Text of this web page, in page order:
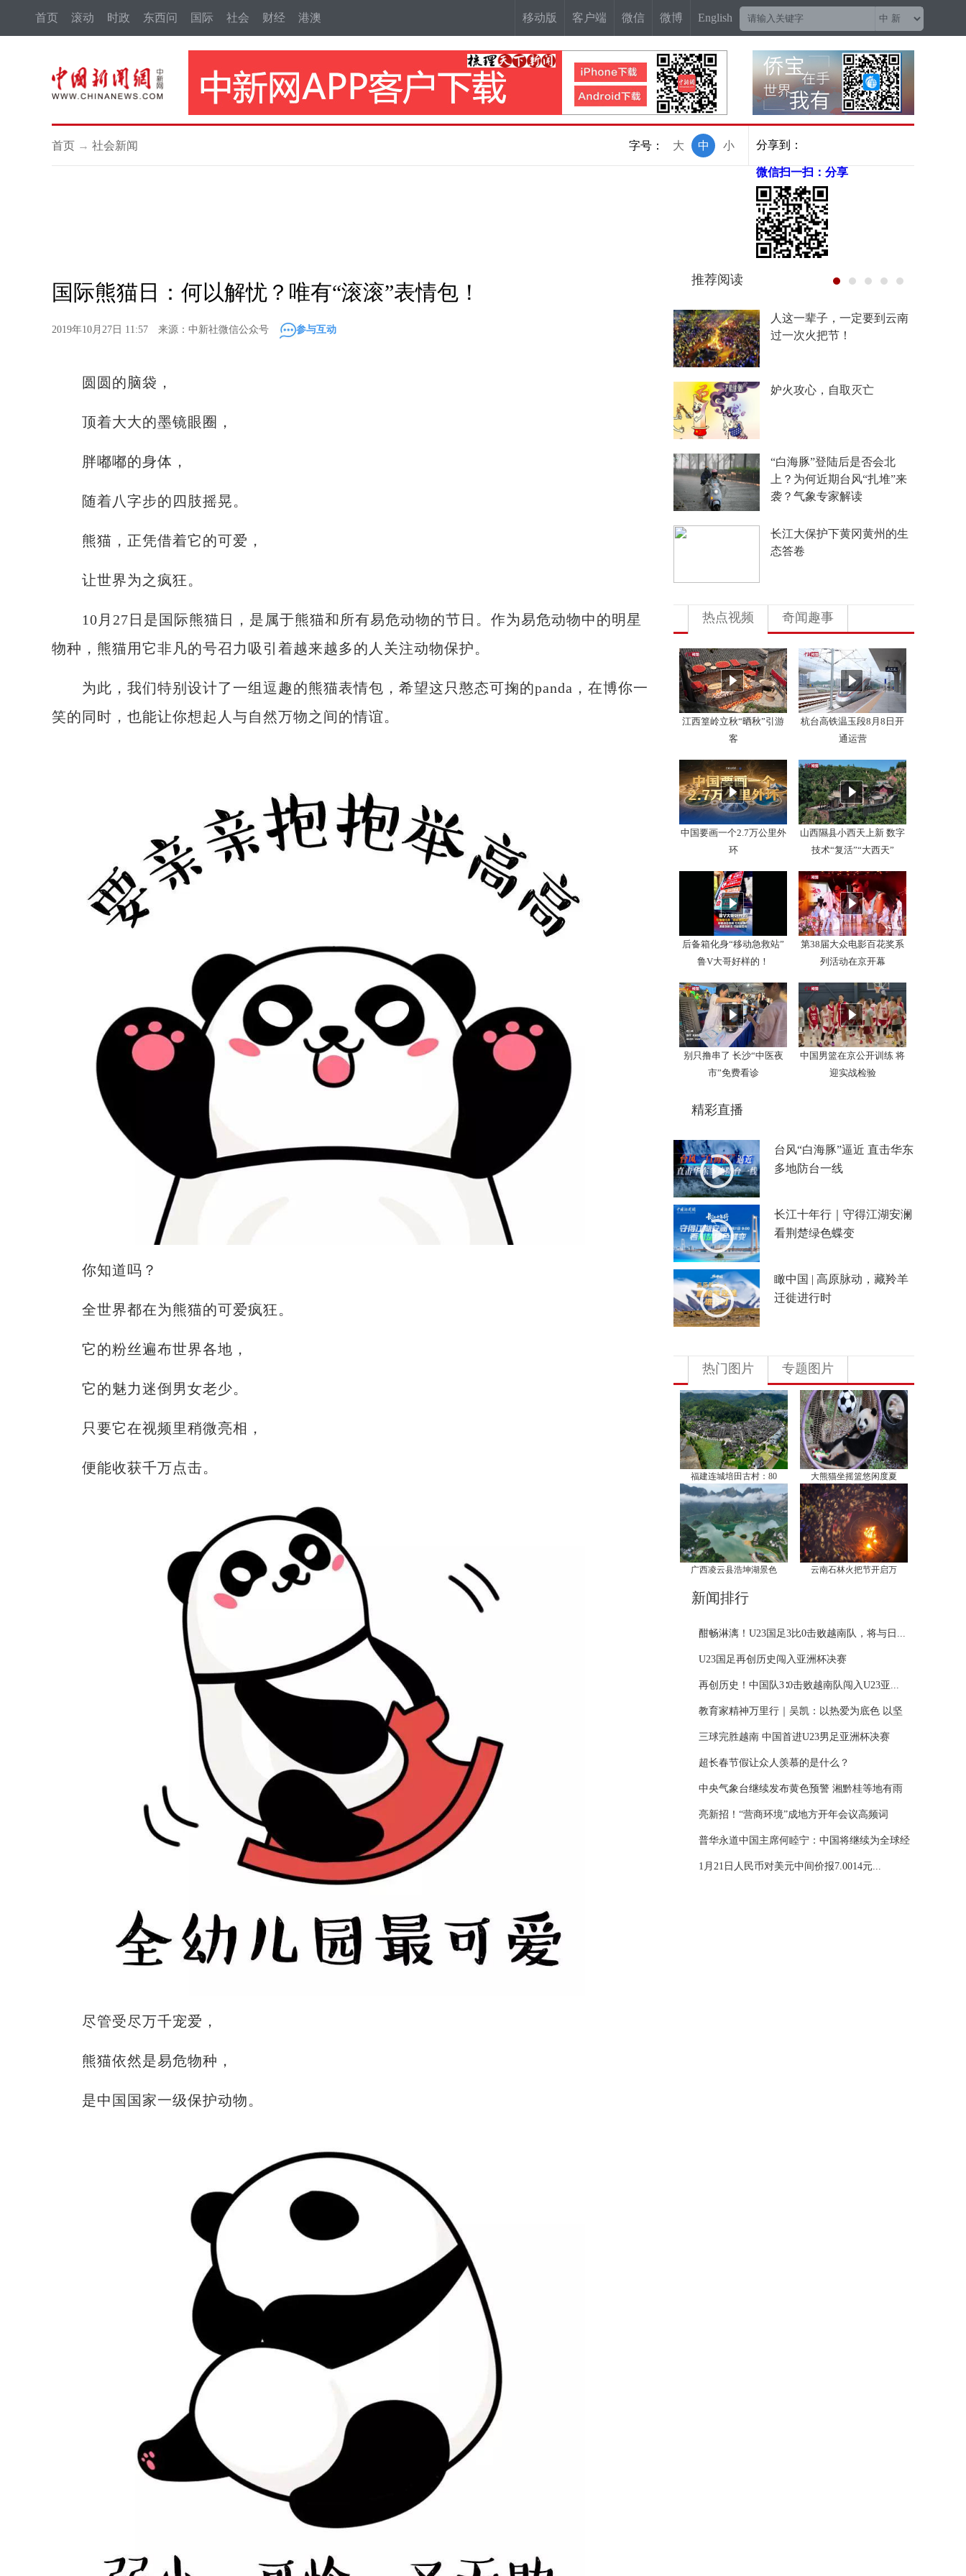
首页 滚动 时政 东西问 国际 社会 财经 港澳 移动版 客户端 微信 微博 English
首页 → 社会新闻 分享到：
微信扫一扫：分享
字号： 小
中
大
国际熊猫日：何以解忧？唯有“滚滚”表情包！
2019年10月27日 11:57 来源：中新社微信公众号 参与互动
圆圆的脑袋，
顶着大大的墨镜眼圈，
胖嘟嘟的身体，
随着八字步的四肢摇晃。
熊猫，正凭借着它的可爱，
让世界为之疯狂。
10月27日是国际熊猫日，是属于熊猫和所有易危动物的节日。作为易危动物中的明星
物种，熊猫用它非凡的号召力吸引着越来越多的人关注动物保护。
为此，我们特别设计了一组逗趣的熊猫表情包，希望这只憨态可掬的panda，在博你一
笑的同时，也能让你想起人与自然万物之间的情谊。
你知道吗？
全世界都在为熊猫的可爱疯狂。
它的粉丝遍布世界各地，
它的魅力迷倒男女老少。
只要它在视频里稍微亮相，
便能收获千万点击。
尽管受尽万千宠爱，
熊猫依然是易危物种，
是中国国家一级保护动物。
推荐阅读
菲尔兹奖“0”的突破背后，
有他一份功劳
“梅姨案”被拐儿童父亲申军
China Travel又换“三件套”：
外国游客从观众变玩家
4年要让无人机增产80倍，
日本为何急不可耐？
热点视频 奇闻趣事
江西篁岭立秋“晒秋”引游
客
杭台高铁温玉段8月8日开
通运营
中国要画一个2.7万公里外
环
山西隰县小西天上新 数字
技术“复活”“大西天”
后备箱化身“移动急救站”
鲁V大哥好样的！
第38届大众电影百花奖系
列活动在京开幕
别只撸串了 长沙“中医夜
市”免费看诊
中国男篮在京公开训练 将
迎实战检验
精彩直播
台风“白海豚”逼近 直击华东
多地防台一线
长江十年行｜守得江湖安澜
看荆楚绿色蝶变
瞰中国 | 高原脉动，藏羚羊
迁徙进行时
热门图片 专题图片
福建连城培田古村：80 大熊猫坐摇篮悠闲度夏
广西凌云县浩坤湖景色 云南石林火把节开启万
新闻排行
酣畅淋漓！U23国足3比0击败越南队，将与日...
U23国足再创历史闯入亚洲杯决赛
再创历史！中国队3∶0击败越南队闯入U23亚...
教育家精神万里行｜吴凯：以热爱为底色 以坚
守...
三球完胜越南 中国首进U23男足亚洲杯决赛
超长春节假让众人羡慕的是什么？
中央气象台继续发布黄色预警 湘黔桂等地有雨
雪...
亮新招！“营商环境”成地方开年会议高频词
普华永道中国主席何睦宁：中国将继续为全球经
济...
1月21日人民币对美元中间价报7.0014元...